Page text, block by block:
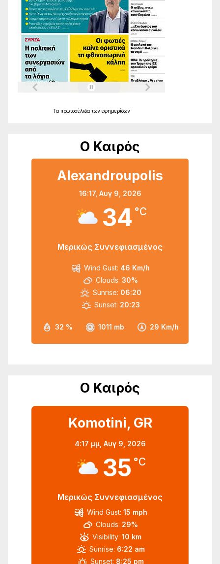
Τα πρωτοσέλιδα των εφημερίδων
Ο Καιρός
Alexandroupolis
16:17, Αυγ 9, 2026
34 °C
Μερικώς Συννεφιασμένος
32 % 1011 mb 29 Km/h
Wind Gust: 46 Km/h
Clouds: 30%
Sunrise: 06:20
Sunset: 20:23
Ο Καιρός
Komotini, GR
4:17 μμ, Αυγ 9, 2026
35 °C
Μερικώς Συννεφιασμένος
Wind Gust: 15 mph
Clouds: 29%
Visibility: 10 km
Sunrise: 6:22 am
Sunset: 8:25 pm